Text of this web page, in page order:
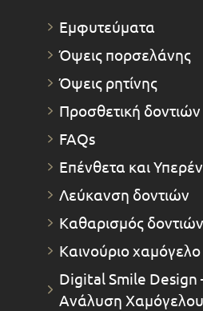
Εμφυτεύματα
Όψεις πορσελάνης
Όψεις ρητίνης
Προσθετική δοντιών
FAQs
Επένθετα και
Λεύκανση δοντιών
Καθαρισμός δοντιών
Καινούριο χαμόγελο
Digital Smile Design
Ανάλυση Χαμόγελου